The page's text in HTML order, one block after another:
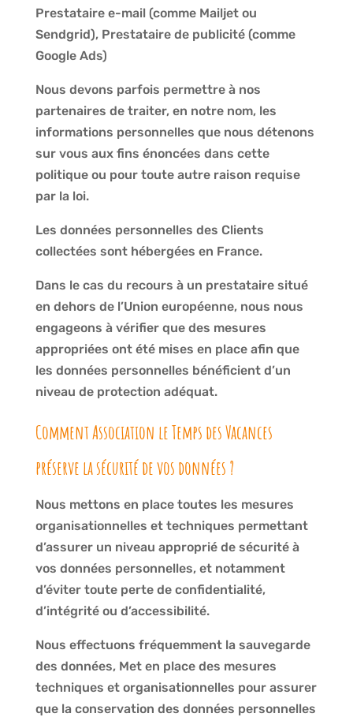
Prestataire e-mail (comme Mailjet ou
Sendgrid), Prestataire de publicité (comme
Google Ads)
Nous devons parfois permettre à nos
partenaires de traiter, en notre nom, les
informations personnelles que nous détenons
sur vous aux fins énoncées dans cette
politique ou pour toute autre raison requise
par la loi.
Les données personnelles des Clients
collectées sont hébergées en France.
Dans le cas du recours à un prestataire situé
en dehors de l’Union européenne, nous nous
engageons à vérifier que des mesures
appropriées ont été mises en place afin que
les données personnelles bénéficient d’un
niveau de protection adéquat.
Comment Association le Temps des Vacances
préserve la sécurité de vos données ?
Nous mettons en place toutes les mesures
organisationnelles et techniques permettant
d’assurer un niveau approprié de sécurité à
vos données personnelles, et notamment
d’éviter toute perte de confidentialité,
d’intégrité ou d’accessibilité.
Nous effectuons fréquemment la sauvegarde
des données, Met en place des mesures
techniques et organisationnelles pour assurer
que la conservation des données personnelles